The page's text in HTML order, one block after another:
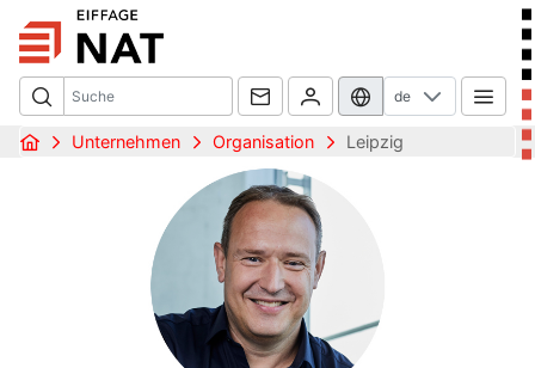
de
Unternehmen Organisation Leipzig